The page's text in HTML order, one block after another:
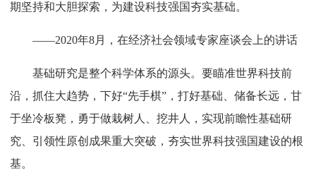
期坚持和大胆探索，为建设科技强国夯实基础。
——2020年8月，在经济社会领域专家座谈会上的讲话
基础研究是整个科学体系的源头。要瞄准世界科技前
沿，抓住大趋势，下好“先手棋”，打好基础、储备长远，甘
于坐冷板凳，勇于做栽树人、挖井人，实现前瞻性基础研
究、引领性原创成果重大突破，夯实世界科技强国建设的根
基。